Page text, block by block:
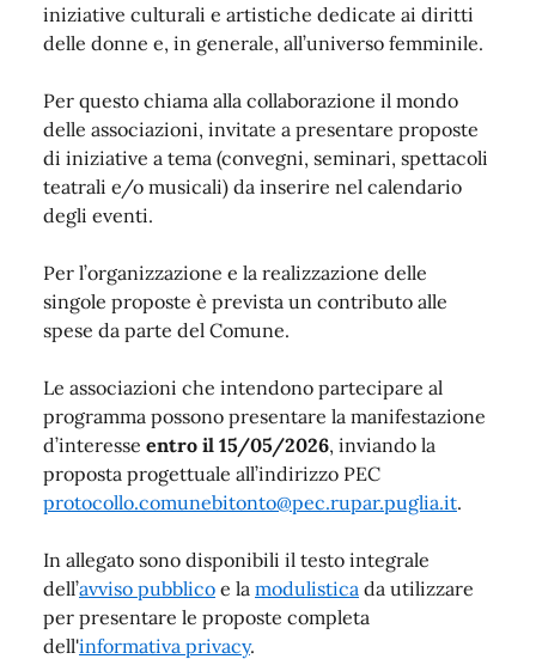
iniziative culturali e artistiche dedicate ai diritti
delle donne e, in generale, all’universo femminile.
Per questo chiama alla collaborazione il mondo
delle associazioni, invitate a presentare proposte
di iniziative a tema (convegni, seminari, spettacoli
teatrali e/o musicali) da inserire nel calendario
degli eventi.
Per l’organizzazione e la realizzazione delle
singole proposte è prevista un contributo alle
spese da parte del Comune.
Le associazioni che intendono partecipare al
programma possono presentare la manifestazione
d’interesse entro il 15/05/2026, inviando la
proposta progettuale all’indirizzo PEC
protocollo.comunebitonto@pec.rupar.puglia.it.
In allegato sono disponibili il testo integrale
dell’avviso pubblico e la modulistica da utilizzare
per presentare le proposte completa
dell'informativa privacy.